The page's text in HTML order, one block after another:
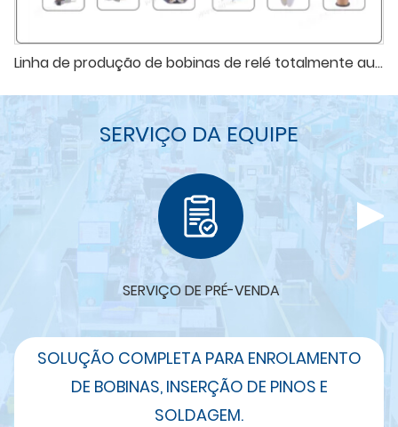
Linha de produção de bobinas de relé totalmente automática
SERVIÇO DA EQUIPE
SERVIÇO DE PRÉ-VENDA
SOLUÇÃO COMPLETA PARA ENROLAMENTO
DE BOBINAS, INSERÇÃO DE PINOS E
SOLDAGEM.